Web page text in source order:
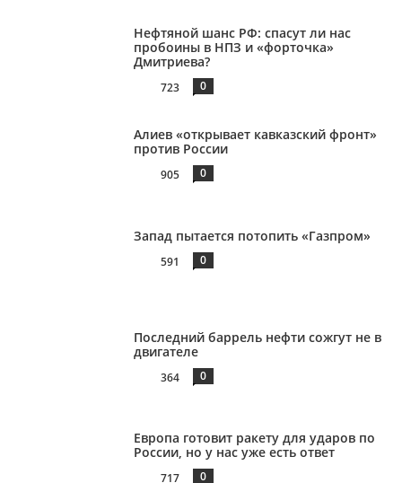
Нефтяной шанс РФ: спасут ли нас
пробоины в НПЗ и «форточка»
Дмитриева?
723 0
Алиев «открывает кавказский фронт»
против России
905 0
Запад пытается потопить «Газпром»
591 0
Последний баррель нефти сожгут не в
двигателе
364 0
Европа готовит ракету для ударов по
России, но у нас уже есть ответ
717 0